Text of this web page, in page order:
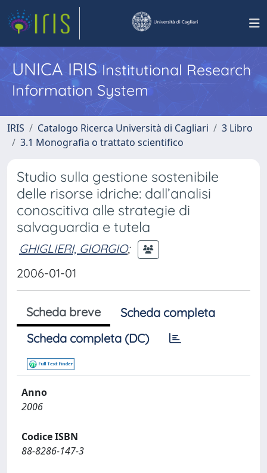
UNICA IRISInstitutional Research
Information System
IRIS Catalogo Ricerca Università di Cagliari
3 Libro
3.1 Monografia o trattato scientifico
Studio sulla gestione sostenibile
delle risorse idriche: dall’analisi
conoscitiva alle strategie di
salvaguardia e tutela
GHIGLIERI, GIORGIO;
2006-01-01
Scheda breve
Scheda completa
Scheda completa (DC)
Anno
2006
Codice ISBN
88-8286-147-3